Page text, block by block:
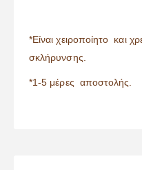
*Είναι χειροποίητο και
σκλήρυνσης.
*1-5 μέρες αποστολής.